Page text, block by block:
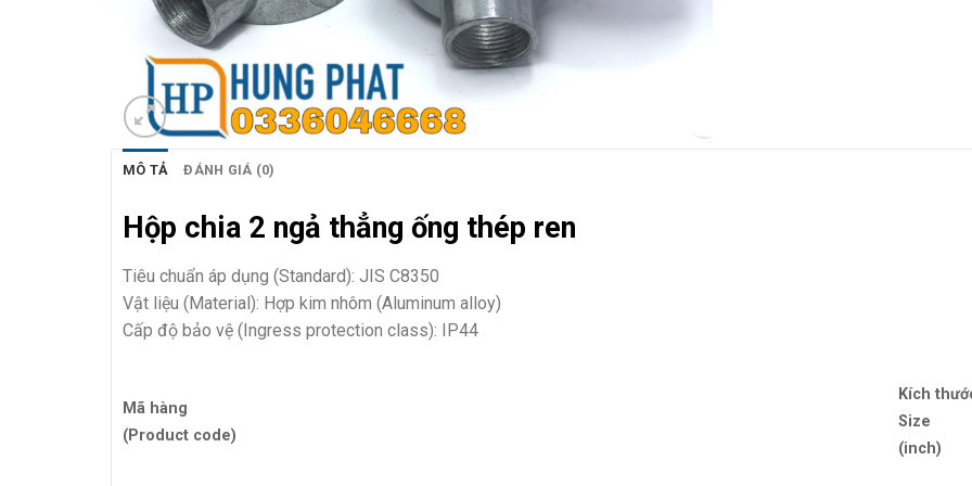
MÔ TẢ ĐÁNH GIÁ (0)
Hộp chia 2 ngả thẳng ống thép ren
Tiêu chuẩn áp dụng (Standard): JIS C8350
Vật liệu (Material): Hợp kim nhôm (Aluminum alloy)
Cấp độ bảo vệ (Ingress protection class): IP44
Mã hàng
(Product code)
Kích
Size
(inch)